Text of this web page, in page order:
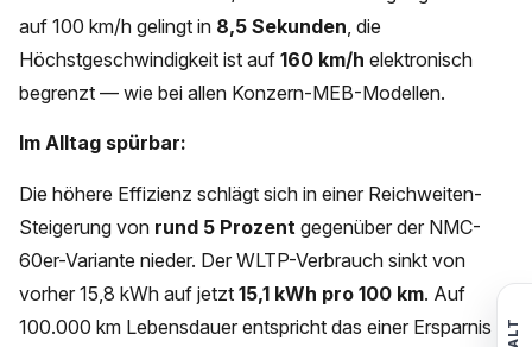
auf 100 km/h gelingt in 8,5 Sekunden , die
Höchstgeschwindigkeit ist auf 160 km/h elektronisch
begrenzt — wie bei allen Konzern-MEB-Modellen.
Im Alltag spürbar:
Die höhere Effizienz schlägt sich in einer Reichweiten-
Steigerung von rund 5 Prozent gegenüber der NMC-
60er-Variante nieder. Der WLTP-Verbrauch sinkt von
vorher 15,8 kWh auf jetzt 15,1 kWh pro 100 km. Auf
100.000 km Lebensdauer entspricht das einer Ersparnis